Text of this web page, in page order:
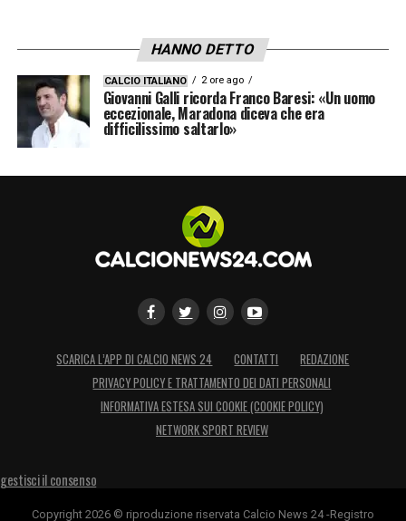
HANNO DETTO
CALCIO ITALIANO 2 ore ago
Giovanni Galli ricorda Franco Baresi: «Un uomo
eccezionale, Maradona diceva che era
difficilissimo saltarlo»
SCARICA L’APP DI CALCIO NEWS 24 CONTATTI
REDAZIONE
PRIVACY POLICY E TRATTAMENTO DEI DATI PERSONALI
INFORMATIVA ESTESA SUI COOKIE (COOKIE POLICY)
NETWORK SPORT REVIEW
gestisci il consenso
Copyright 2026 © riproduzione riservata Calcio News 24 -Registro